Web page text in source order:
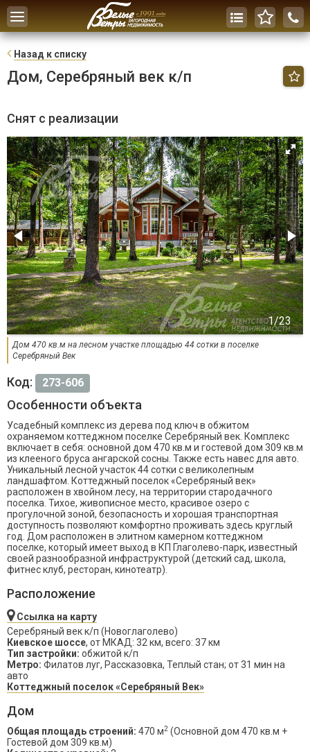
Toggle
navigation
Назад к списку
Дом, Серебряный век к/п
Снят с реализации
Дом 470 кв.м на лесном участке площадью 44 сотки в поселке
Серебряный Век
Код: 273-606
Особенности объекта
Усадебный комплекс из дерева под ключ в обжитом
охраняемом коттеджном поселке Серебряный век. Комплекс
включает в себя: основной дом 470 кв.м и гостевой дом 309 кв.м
из клееного бруса ангарской сосны. Также есть навес для авто.
Уникальный лесной участок 44 сотки с великолепным
ландшафтом. Коттеджный поселок «Серебряный век»
расположен в хвойном лесу, на территории стародачного
поселка. Тихое, живописное место, красивое озеро с
прогулочной зоной, безопасность и хорошая транспортная
доступность позволяют комфортно проживать здесь круглый
год. Дом расположен в элитном камерном коттеджном
поселке, который имеет выход в КП Глаголево-парк, известный
своей разнообразной инфраструктурой (детский сад, школа,
фитнес клуб, ресторан, кинотеатр).
Расположение
Ссылка на карту
Серебряный век к/п (Новоглаголево)
Киевское шоссе, от МКАД: 32 км, всего: 37 км
Тип застройки: обжитой к/п
Метро: Филатов луг, Рассказовка, Теплый стан; от 31 мин на
авто
Коттеджный поселок «Серебряный Век»
Дом
Общая площадь строений: 470 м2 (Основной дом 470 кв.м +
Гостевой дом 309 кв.м)